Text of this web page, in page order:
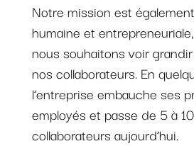
Notre mission est
humaine et
nous souhaitons voir
nos collaborateurs. En
l’entreprise embauche ses
employés et passe de 5 à
collaborateurs aujourd’hui.